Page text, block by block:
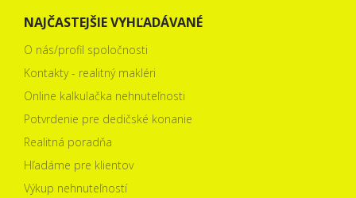
NAJČASTEJŠIE VYHĽADÁVANÉ
O nás/profil spoločnosti
Kontakty - realitný makléri
Online kalkulačka nehnuteľnosti
Potvrdenie pre dedičské konanie
Realitná poradňa
Hľadáme pre klientov
Výkup nehnuteľností